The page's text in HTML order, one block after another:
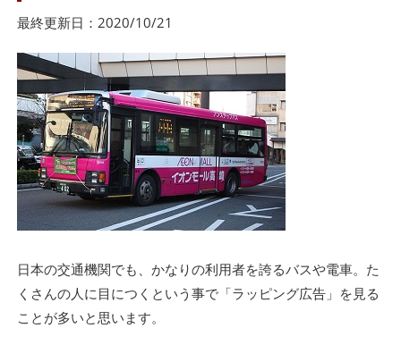
最終更新日：2020/10/21
日本の交通機関でも、かなりの利用者を誇るバスや電車。た
くさんの人に目につくという事で「ラッピング広告」を見る
ことが多いと思います。